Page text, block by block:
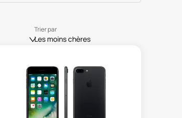
Trier par
Les moins chères